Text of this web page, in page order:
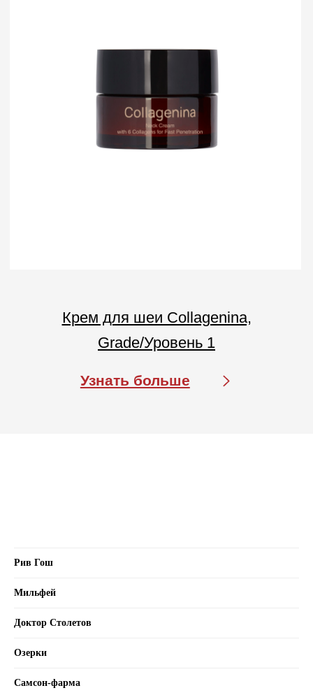
Рив Гош
Мильфей
Доктор Столетов
Озерки
Самсон-фарма